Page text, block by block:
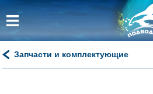
Запчасти и комплектующие